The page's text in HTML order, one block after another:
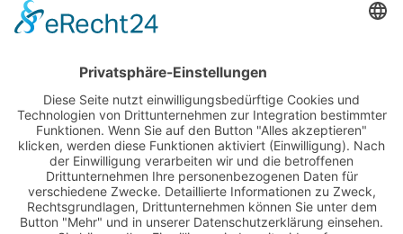
Wandel.
veröffentlicht am 05.04.2021 · alle News-Meldungen anzeigen
Startseite
Anfahrt
AGB(PDF)